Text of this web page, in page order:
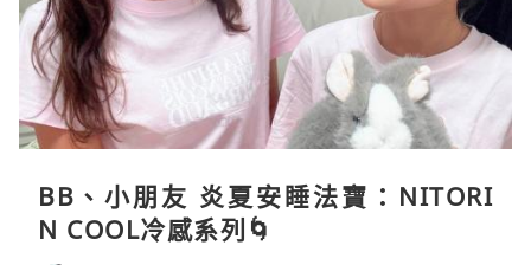
BB、小朋友 炎夏安睡法寶：NITORI
N COOL冷感系列🌀